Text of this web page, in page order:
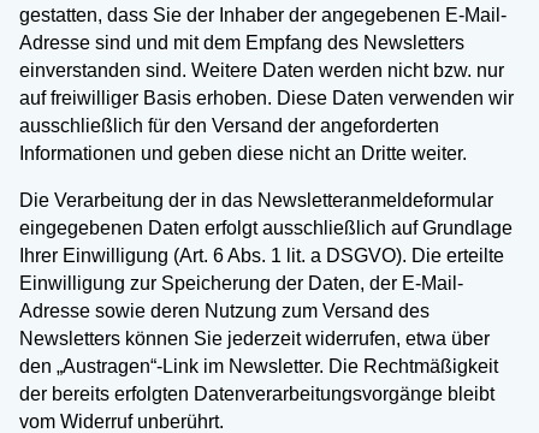
gestatten, dass Sie der Inhaber der angegebenen E-Mail-
Adresse sind und mit dem Empfang des Newsletters
einverstanden sind. Weitere Daten werden nicht bzw. nur
auf freiwilliger Basis erhoben. Diese Daten verwenden wir
ausschließlich für den Versand der angeforderten
Informationen und geben diese nicht an Dritte weiter.
Die Verarbeitung der in das Newsletteranmeldeformular
eingegebenen Daten erfolgt ausschließlich auf Grundlage
Ihrer Einwilligung (Art. 6 Abs. 1 lit. a DSGVO). Die erteilte
Einwilligung zur Speicherung der Daten, der E-Mail-
Adresse sowie deren Nutzung zum Versand des
Newsletters können Sie jederzeit widerrufen, etwa über
den „Austragen“-Link im Newsletter. Die Rechtmäßigkeit
der bereits erfolgten Datenverarbeitungsvorgänge bleibt
vom Widerruf unberührt.